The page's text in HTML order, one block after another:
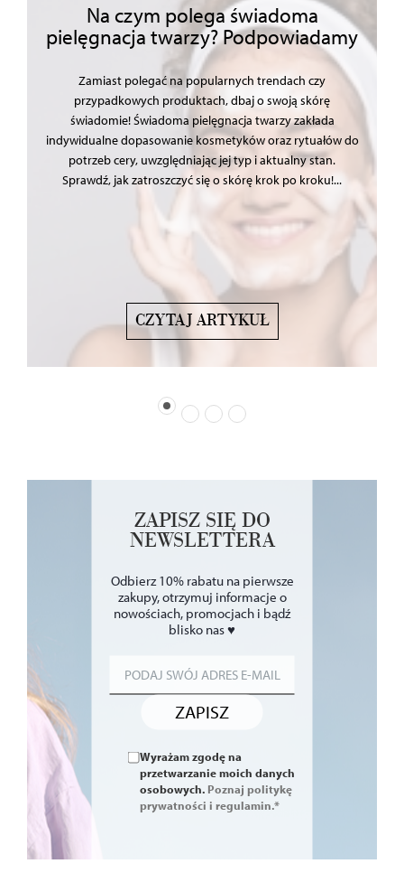
Na czym polega świadoma
pielęgnacja twarzy? Podpowiadamy
Zamiast polegać na popularnych trendach czy
przypadkowych produktach, dbaj o swoją skórę
świadomie! Świadoma pielęgnacja twarzy zakłada
indywidualne dopasowanie kosmetyków oraz rytuałów do
potrzeb cery, uwzględniając jej typ i aktualny stan.
Sprawdź, jak zatroszczyć się o skórę krok po kroku!...
CZYTAJ ARTYKUŁ
ZAPISZ SIĘ DO
NEWSLETTERA
Odbierz 10% rabatu na pierwsze
zakupy, otrzymuj informacje o
nowościach, promocjach i bądź
blisko nas ♥
ZAPISZ
Wyrażam zgodę na
przetwarzanie moich danych
osobowych. Poznaj politykę
prywatności i regulamin.*